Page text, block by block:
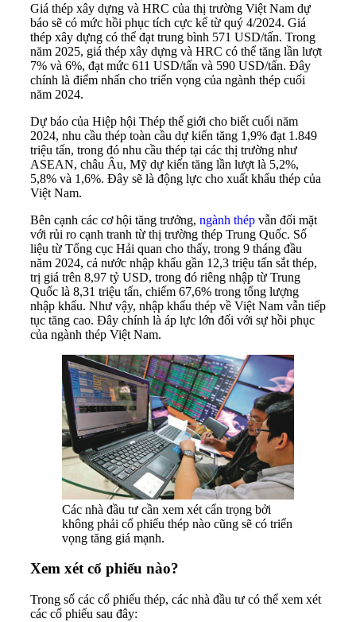
Giá thép xây dựng và HRC của thị trường Việt Nam dự
báo sẽ có mức hồi phục tích cực kể từ quý 4/2024. Giá
thép xây dựng có thể đạt trung bình 571 USD/tấn. Trong
năm 2025, giá thép xây dựng và HRC có thể tăng lần lượt
7% và 6%, đạt mức 611 USD/tấn và 590 USD/tấn. Đây
chính là điểm nhấn cho triển vọng của ngành thép cuối
năm 2024.
Dự báo của Hiệp hội Thép thế giới cho biết cuối năm
2024, nhu cầu thép toàn cầu dự kiến tăng 1,9% đạt 1.849
triệu tấn, trong đó nhu cầu thép tại các thị trường như
ASEAN, châu Âu, Mỹ dự kiến tăng lần lượt là 5,2%,
5,8% và 1,6%. Đây sẽ là động lực cho xuất khẩu thép của
Việt Nam.
Bên cạnh các cơ hội tăng trưởng, ngành thép vẫn đối mặt
với rủi ro cạnh tranh từ thị trường thép Trung Quốc. Số
liệu từ Tổng cục Hải quan cho thấy, trong 9 tháng đầu
năm 2024, cả nước nhập khẩu gần 12,3 triệu tấn sắt thép,
trị giá trên 8,97 tỷ USD, trong đó riêng nhập từ Trung
Quốc là 8,31 triệu tấn, chiếm 67,6% trong tổng lượng
nhập khẩu. Như vậy, nhập khẩu thép về Việt Nam vẫn tiếp
tục tăng cao. Đây chính là áp lực lớn đối với sự hồi phục
của ngành thép Việt Nam.
Các nhà đầu tư cần xem xét cẩn trọng bởi
không phải cổ phiếu thép nào cũng sẽ có triển
vọng tăng giá mạnh.
Xem xét cổ phiếu nào?
Trong số các cổ phiếu thép, các nhà đầu tư có thể xem xét
các cổ phiếu sau đây: